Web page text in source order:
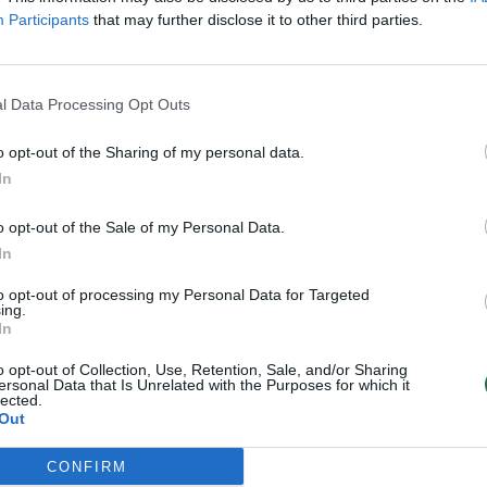
Participants that may further disclose it to other third parties.
Data Processing Opt Outs
opt-out of the Sharing of my personal data.
opt-out of the Sale of my Personal Data.
opt-out of processing my Personal Data for Targeted
opt-out of Collection, Use, Retention, Sale, and/or Sharing
Data that Is Unrelated with the Purposes for which it
CONFIRM
Čekoniškių kaime, kelyje Vilnius -
tūkstančiai automobilių. Kelias
Dūkštomis.
policijoje, liudininkai pranešė,
su ant jos esančia technika.
informavo liudininkai.
kad ant priekabos buvo
Atsikabinusi priekaba visiškai blokavo